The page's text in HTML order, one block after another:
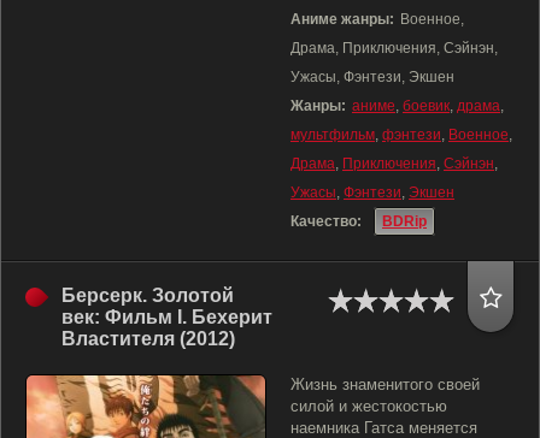
Аниме жанры: Военное,
Драма, Приключения, Сэйнэн,
Ужасы, Фэнтези, Экшен
Жанры: аниме, боевик, драма,
мультфильм, фэнтези, Военное,
Драма, Приключения, Сэйнэн,
Ужасы, Фэнтези, Экшен
Качество:
BDRip
Берсерк. Золотой
век: Фильм I. Бехерит
Властителя (2012)
Жизнь знаменитого своей
силой и жестокостью
наемника Гатса меняется